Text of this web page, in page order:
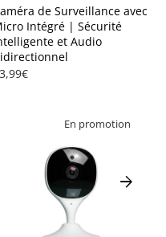
de Surveillance avec
Intégré | Sécurité
et Audio
arrow_forward
En promotion